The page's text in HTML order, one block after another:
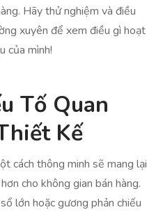
Hãy thử nghiệm và điều
xuyên để xem điều gì hoạt
của mình!
Tố Quan
Kế
cách thông minh sẽ mang lại
cho không gian bán hàng.
lớn hoặc gương phản chiếu